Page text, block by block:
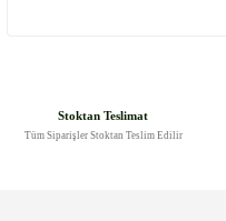
Stoktan Teslimat
Tüm Siparişler Stoktan Teslim Edilir